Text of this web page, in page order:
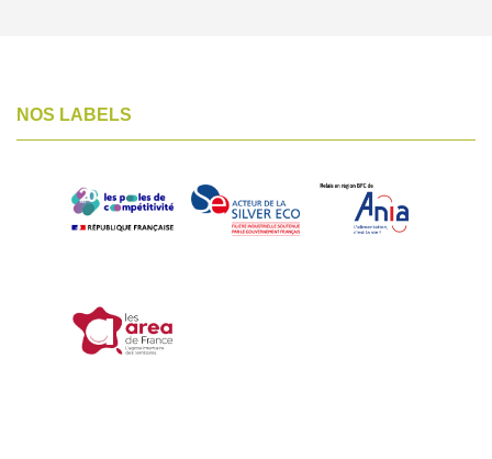
NOS LABELS